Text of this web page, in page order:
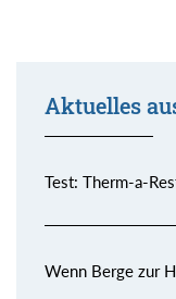
Aktuelles
Test: Therm-a-
Wenn Berge zur